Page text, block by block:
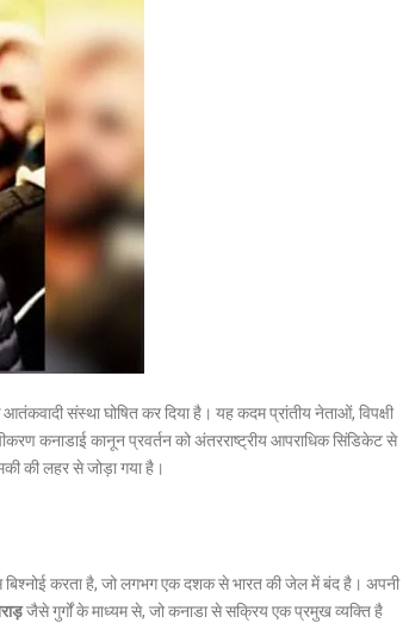
संस्था घोषित कर दिया है। यह कदम प्रांतीय नेताओं, विपक्षी
कनाडाई कानून प्रवर्तन को अंतरराष्ट्रीय आपराधिक सिंडिकेट से
की लहर से जोड़ा गया है।
करता है, जो लगभग एक दशक से भारत की जेल में बंद है। अपनी
जैसे गुर्गों के माध्यम से, जो कनाडा से सक्रिय एक प्रमुख व्यक्ति है